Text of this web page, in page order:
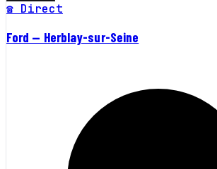
☎ Direct
Ford — Herblay-sur-Seine